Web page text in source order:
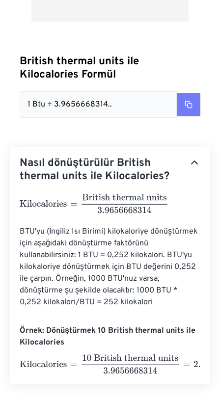
British thermal units ile
Kilocalories Formül
1 Btu ÷ 3.9656668314..
Nasıl dönüştürülür British
thermal units ile Kilocalories?
Kilocalories British thermal units3.9656668314
BTU'yu (İngiliz Isı Birimi) kilokaloriye dönüştürmek
için aşağıdaki dönüştürme faktörünü
kullanabilirsiniz: 1 BTU = 0,252 kilokalori. BTU'yu
kilokaloriye dönüştürmek için BTU değerini 0,252
ile çarpın. Örneğin, 1000 BTU'nuz varsa,
dönüştürme şu şekilde olacaktır: 1000 BTU *
0,252 kilokalori/BTU = 252 kilokalori
Örnek: Dönüştürmek 10 British thermal units ile
Kilocalories
Kilocalories
10 British thermal units3.9656668314